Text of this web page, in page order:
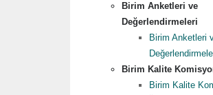
Birim Anketleri ve
Değerlendirmeleri
Birim Anketleri
Birim Kalite
Birim Kalite